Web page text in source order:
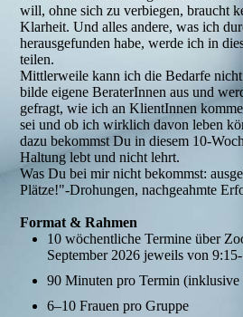
will, ohne sich zu verbiegen, braucht
Klarheit. Und alles andere, was ich
herausgefunden habe, werde ich in
teilen.
Mittlerweile kann ich die Bedarfe nicht
bilde eigene BeraterInnen aus und
gefragt, wie ich an KlientInnen
sei und ob ich wirklich davon leben
dazu bekommst Du in diesem 10-
Haltung lebt und nicht lehrt.
Was Du bei mir nicht bekommst:
Plätze!"-Drohungen, nachgeahmte
Format & Rahmen
10 wöchentliche Termine über
September 2026 jeweils von
90 Minuten pro Termin
6–10 Frauen pro Gruppe